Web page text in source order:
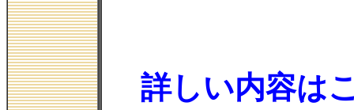
詳しい内容は